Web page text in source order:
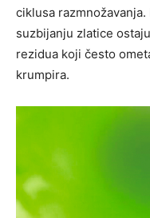
ciklusa
suzbijanju zlatice
rezidua koji često
krumpira.